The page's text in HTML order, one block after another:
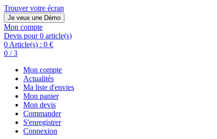
Trouver votre écran
Je veux une Démo
Mon compte
Devis pour 0 article(s)
0 Article(s) : 0 €
0 / 3
Mon compte
Actualités
Ma liste d'envies
Mon panier
Mon devis
Commander
S'enregistrer
Connexion